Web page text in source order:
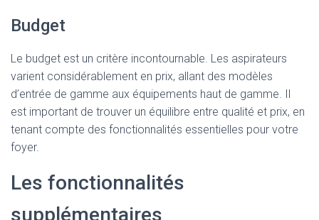
Budget
Le budget est un critère incontournable. Les aspirateurs
varient considérablement en prix, allant des modèles
d’entrée de gamme aux équipements haut de gamme. Il
est important de trouver un équilibre entre qualité et prix, en
tenant compte des fonctionnalités essentielles pour votre
foyer.
Les fonctionnalités
supplémentaires